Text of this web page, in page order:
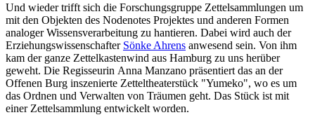
Und wieder trifft sich die Forschungsgruppe Zettelsammlungen um
mit den Objekten des Nodenotes Projektes und anderen Formen
analoger Wissensverarbeitung zu hantieren. Dabei wird auch der
Erziehungswissenschafter Sönke Ahrens anwesend sein. Von ihm
kam der ganze Zettelkastenwind aus Hamburg zu uns herüber
geweht. Die Regisseurin Anna Manzano präsentiert das an der
Offenen Burg inszenierte Zetteltheaterstück "Yumeko", wo es um
das Ordnen und Verwalten von Träumen geht. Das Stück ist mit
einer Zettelsammlung entwickelt worden.